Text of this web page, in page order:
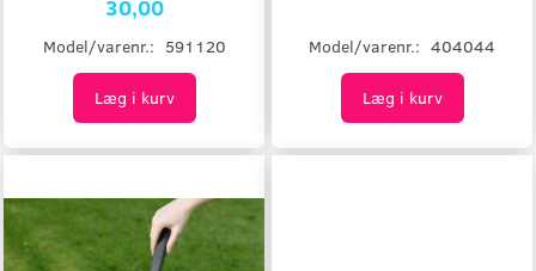
30,00
Model/varenr.: 591120
Læg i kurv
Model/varenr.: 404044
Læg i kurv